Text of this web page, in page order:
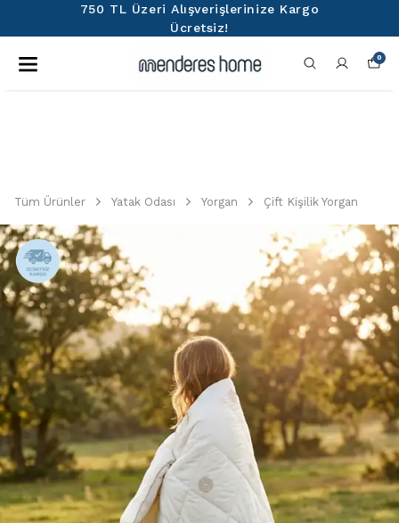
750 TL Üzeri Alışverişlerinize Kargo
Ücretsiz!
0
Tüm Ürünler Yatak Odası Yorgan Çift Kişilik Yorgan